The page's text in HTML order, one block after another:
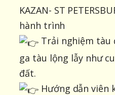
KAZAN- ST
hành trình
Trải nghiệm tàu
ga tàu lộng lẫy như
đất.
Hướng dẫn viên